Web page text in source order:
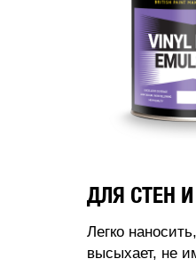
ДЛЯ СТЕН
Легко
высыхает, не